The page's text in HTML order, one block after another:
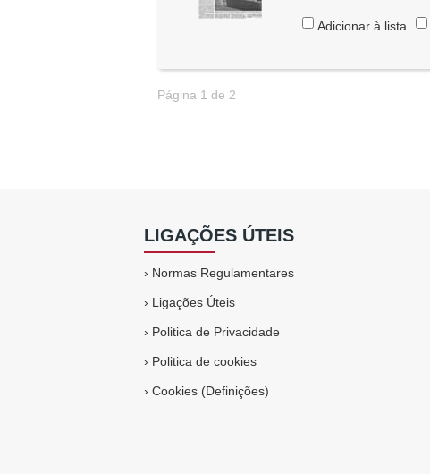
Adicionar à lista
Página 1 de 2
LIGAÇÕES ÚTEIS
› Normas Regulamentares
› Ligações Úteis
› Politica de Privacidade
› Politica de cookies
›Cookies (Definições)